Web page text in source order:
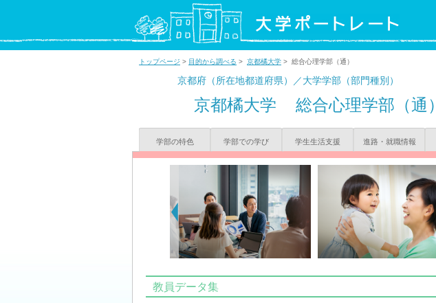
トップページ > 目的から調べる > 京都橘大学 > 総合心理学部（通）
京都府（所在地都道府県）／大学学部（部門種別）
京都橘大学 総合心理学部（通）
学部の特色 学部での学び 学生生活支援 進路・就職情報
教員データ集